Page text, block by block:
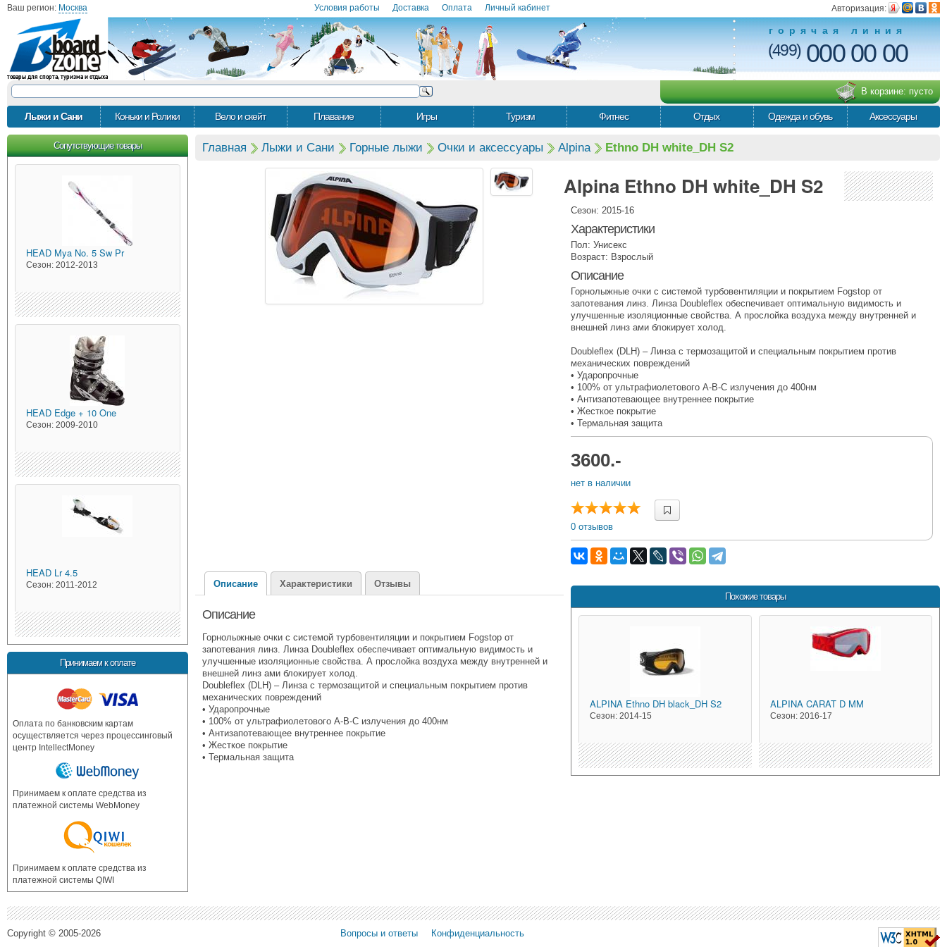
Ваш регион: Москва Условия работы Доставка Оплата Личный кабинет Авторизация:
товары для спорта, туризма и отдыха
горячая линия
(499)000 00 00
В корзине: пусто
Лыжи и Сани Коньки и Ролики Вело и скейт Плавание Игры Туризм Фитнес Отдых Одежда и обувь Аксессуары
Сопутствующие товары
HEAD Mya No. 5 Sw Pr
Сезон: 2012-2013
HEAD Edge + 10 One
Сезон: 2009-2010
HEAD Lr 4.5
Сезон: 2011-2012
Принимаем к оплате
Оплата по банковским картам
осуществляется через процессинговый
центр IntellectMoney
Принимаем к оплате средства из
платежной системы WebMoney
Принимаем к оплате средства из
платежной системы QIWI
Главная Лыжи и Сани Горные лыжи Очки и аксессуары Alpina Ethno DH white_DH S2
Alpina Ethno DH white_DH S2
Сезон: 2015-16
Характеристики
Пол: Унисекс
Возраст: Взрослый
Описание
Горнолыжные очки с системой турбовентиляции и покрытием Fogstop от
запотевания линз. Линза Doubleflex обеспечивает оптимальную видимость и
улучшенные изоляционные свойства. А прослойка воздуха между внутренней и
внешней линз ами блокирует холод.
Doubleflex (DLH) – Линза с термозащитой и специальным покрытием против
механических повреждений
• Ударопрочные
• 100% от ультрафиолетового A-B-C излучения до 400нм
• Антизапотевающее внутреннее покрытие
• Жесткое покрытие
• Термальная защита
3600.-
нет в наличии
0 отзывов
Описание Характеристики Отзывы
Описание
Горнолыжные очки с системой турбовентиляции и покрытием Fogstop от
запотевания линз. Линза Doubleflex обеспечивает оптимальную видимость и
улучшенные изоляционные свойства. А прослойка воздуха между внутренней и
внешней линз ами блокирует холод.
Doubleflex (DLH) – Линза с термозащитой и специальным покрытием против
механических повреждений
• Ударопрочные
• 100% от ультрафиолетового A-B-C излучения до 400нм
• Антизапотевающее внутреннее покрытие
• Жесткое покрытие
• Термальная защита
Похожие товары
ALPINA Ethno DH black_DH S2
Сезон:2014-15
ALPINA CARAT D MM
Сезон:2016-17
Copyright © 2005-2026 Вопросы и ответы Конфиденциальность